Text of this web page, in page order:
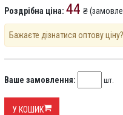
Роздрібна ціна: 44 ₴
Бажаєте дізнатися оптову ціну?
Ваше замовлення: шт.
У КОШИК